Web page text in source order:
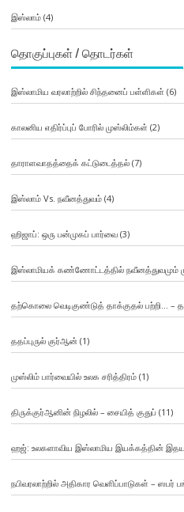
இஸ்லாம்(4)
தொகுப்புகள் / தொடர்கள்
இஸ்லாமிய வரலாற்றில் சிந்தனைப் பள்ளிகள் (6)
காலனிய எதிர்ப்புப் போரில் முஸ்லிம்கள் (2)
தாராளவாதத்தைக் கட்டுடைத்தல்(7)
இஸ்லாம் Vs. நவீனத்துவம்(4)
ஹிஜாப்: ஒரு பன்முகப் பார்வை(3)
இஸ்லாமியக் கண்ணோட்டத்தில் நவீனத்துவமும்
தற்கொலை வெடிகுண்டுத் தாக்குதல் பற்றி… –
ததப்புருல் குர்ஆன் (1)
முஸ்லிம் பார்வையில் உலக சரித்திரம்(1)
திருக்குர்ஆனின் நிழலில் – சையித் குதுப் (11)
ஹஜ்: உலகளாவிய இஸ்லாமிய இயக்கத்தின்
நபிவரலாற்றில் அதிகார வெளிப்பாடுகள் – ஸபர்